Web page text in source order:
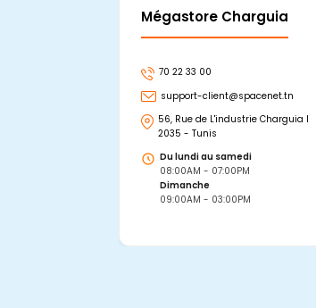
Mégastore Charguia
70 22 33 00
support-client@spacenet.tn
56, Rue de L'industrie Charguia I
2035 - Tunis
Du lundi au samedi
08:00AM - 07:00PM
Dimanche
09:00AM - 03:00PM